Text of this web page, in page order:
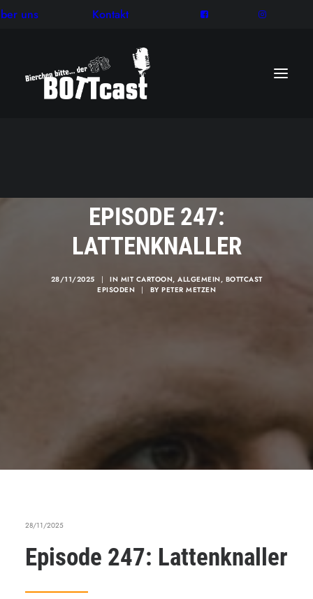
uns Kontakt
EPISODE 247:
LATTENKNALLER
28/11/2025 | IN MIT CARTOON, ALLGEMEIN, BOTTCAST
EPISODEN
| BY PETER METZEN
28/11/2025
Episode 247: Lattenknaller